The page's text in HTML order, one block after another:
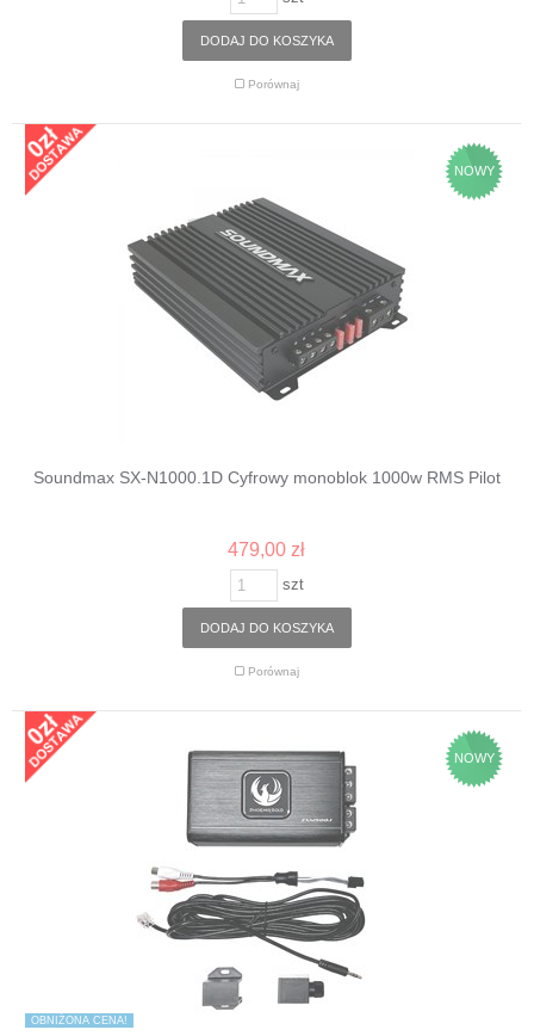
DODAJ DO KOSZYKA
Porównaj
NOWY
Soundmax SX-N1000.1D Cyfrowy monoblok 1000w RMS Pilot
479,00 zł
szt
DODAJ DO KOSZYKA
Porównaj
NOWY
OBNIŻONA CENA!